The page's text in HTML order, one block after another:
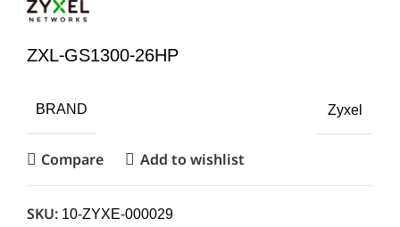
ZXL-GS1300-26HP
BRAND Zyxel
Compare Add to wishlist
SKU: 10-ZYXE-000029